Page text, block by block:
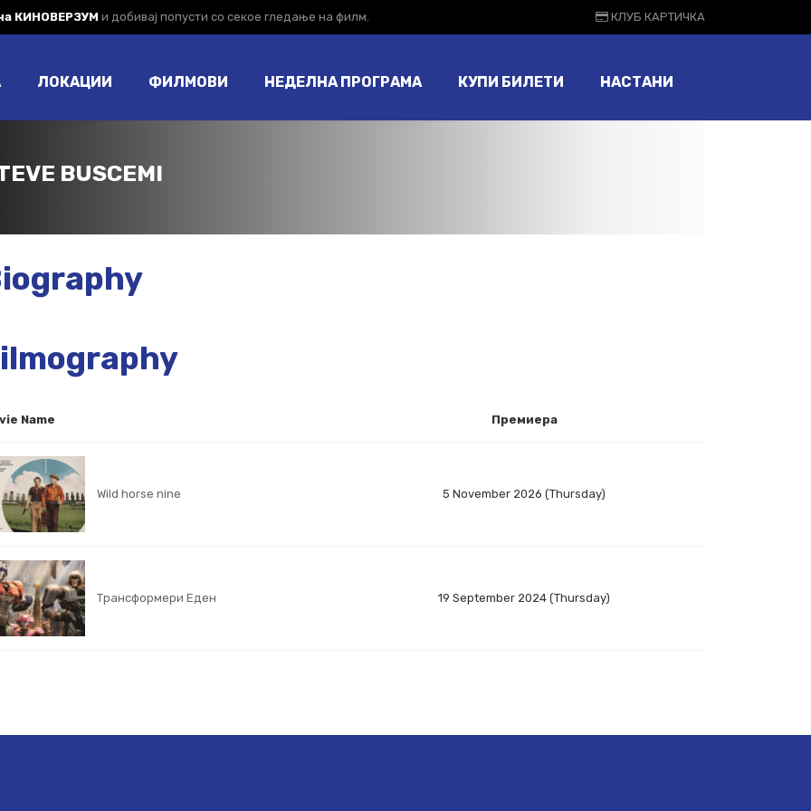
КИНОВЕРЗУМ и добивај попусти со секое гледање на филм. КЛУБ КАРТИЧКА
ЛОКАЦИИ ФИЛМОВИ НЕДЕЛНА ПРОГРАМА КУПИ БИЛЕТИ НАСТАНИ
BUSCEMI
Name Премиера
Wild horse nine 5 November 2026 (Thursday)
Трансформери Еден 19 September 2024 (Thursday)